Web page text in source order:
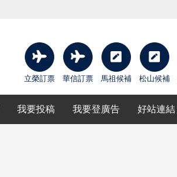
立榮訂票 華信訂票 馬祖候補 松山候補
我要投稿 我要登廣告 好站連結